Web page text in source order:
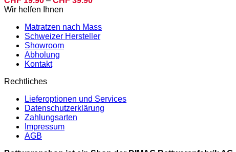
CHF 39.90
Wir helfen Ihnen
Matratzen nach Mass
Schweizer Hersteller
Showroom
Abholung
Kontakt
Rechtliches
Lieferoptionen und Services
Datenschutzerklärung
Zahlungsarten
Impressum
AGB